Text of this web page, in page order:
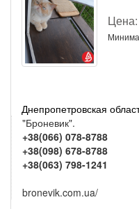
Цена:
Днепропетровская
"Броневик".
+38(066) 078-8788
+38(098) 678-8788
+38(063) 798-1241
bronevik.com.ua/